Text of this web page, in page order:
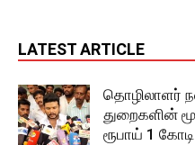
LATEST ARTICLE
தொழிலாளர்
துறைகளின்
ரூபாய் 1